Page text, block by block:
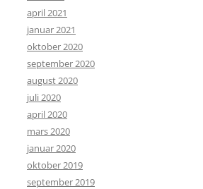
april 2021
januar 2021
oktober 2020
september 2020
august 2020
juli 2020
april 2020
mars 2020
januar 2020
oktober 2019
september 2019